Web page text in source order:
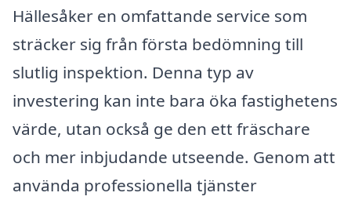
Hällesåker en omfattande service som
sträcker sig från första bedömning till
slutlig inspektion. Denna typ av
investering kan inte bara öka fastighetens
värde, utan också ge den ett fräschare
och mer inbjudande utseende. Genom att
använda professionella tjänster